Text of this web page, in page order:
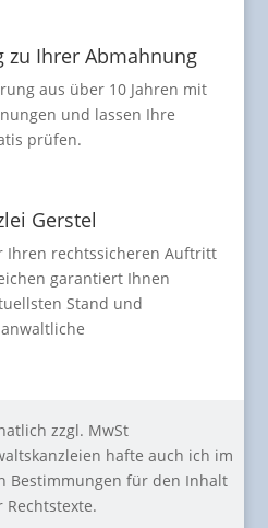
zu Ihrer Abmahnung
aus über 10 Jahren mit
und lassen Ihre
prüfen.
Gerstel
Ihren rechtssicheren Auftritt
garantiert Ihnen
Stand und
zzgl. MwSt
hafte auch ich im
Bestimmungen für den Inhalt
Rechtstexte.